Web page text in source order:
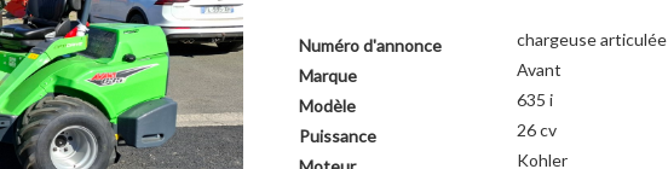
Numéro d'annonce
chargeuse
Marque
Avant
Modèle
635 i
Puissance
26 cv
Kohler